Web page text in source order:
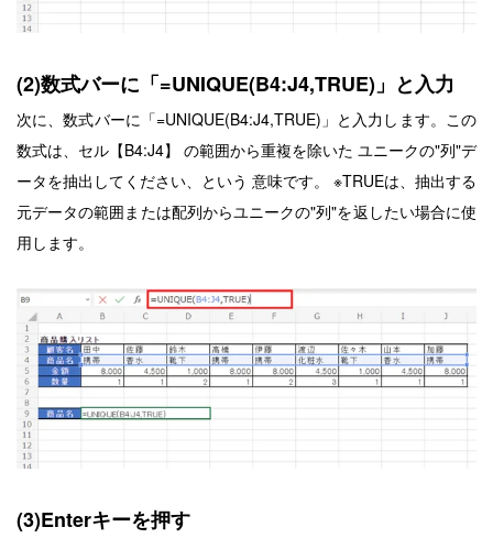
(2)数式バーに「=UNIQUE(B4:J4,TRUE)」と入力
次に、数式バーに「=UNIQUE(B4:J4,TRUE)」と入力します。 この
数式は、セル【B4:J4】 の範囲から重複を除いた ユニークの"列"デ
ータを抽出 してください、という 意味です。
※TRUEは、抽出する
元データの範囲または配列からユニークの"列"を返したい場合に使
用します。
(3)Enterキーを押す